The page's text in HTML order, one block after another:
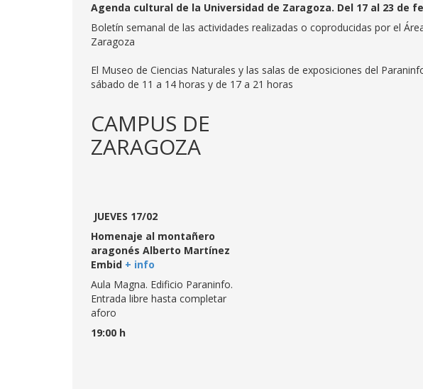
Agenda cultural de la Universidad de Zaragoza. Del 17 al 23 de
Boletín semanal de las actividades realizadas o coproducidas por el
Zaragoza
El Museo de Ciencias Naturales y las salas de exposiciones del
sábado de 11 a 14 horas y de 17 a 21 horas
CAMPUS DE
ZARAGOZA
JUEVES 17/02
Homenaje al montañero
aragonés Alberto Martínez
Embid + info
Aula Magna. Edificio Paraninfo.
Entrada libre hasta completar
aforo
19:00 h